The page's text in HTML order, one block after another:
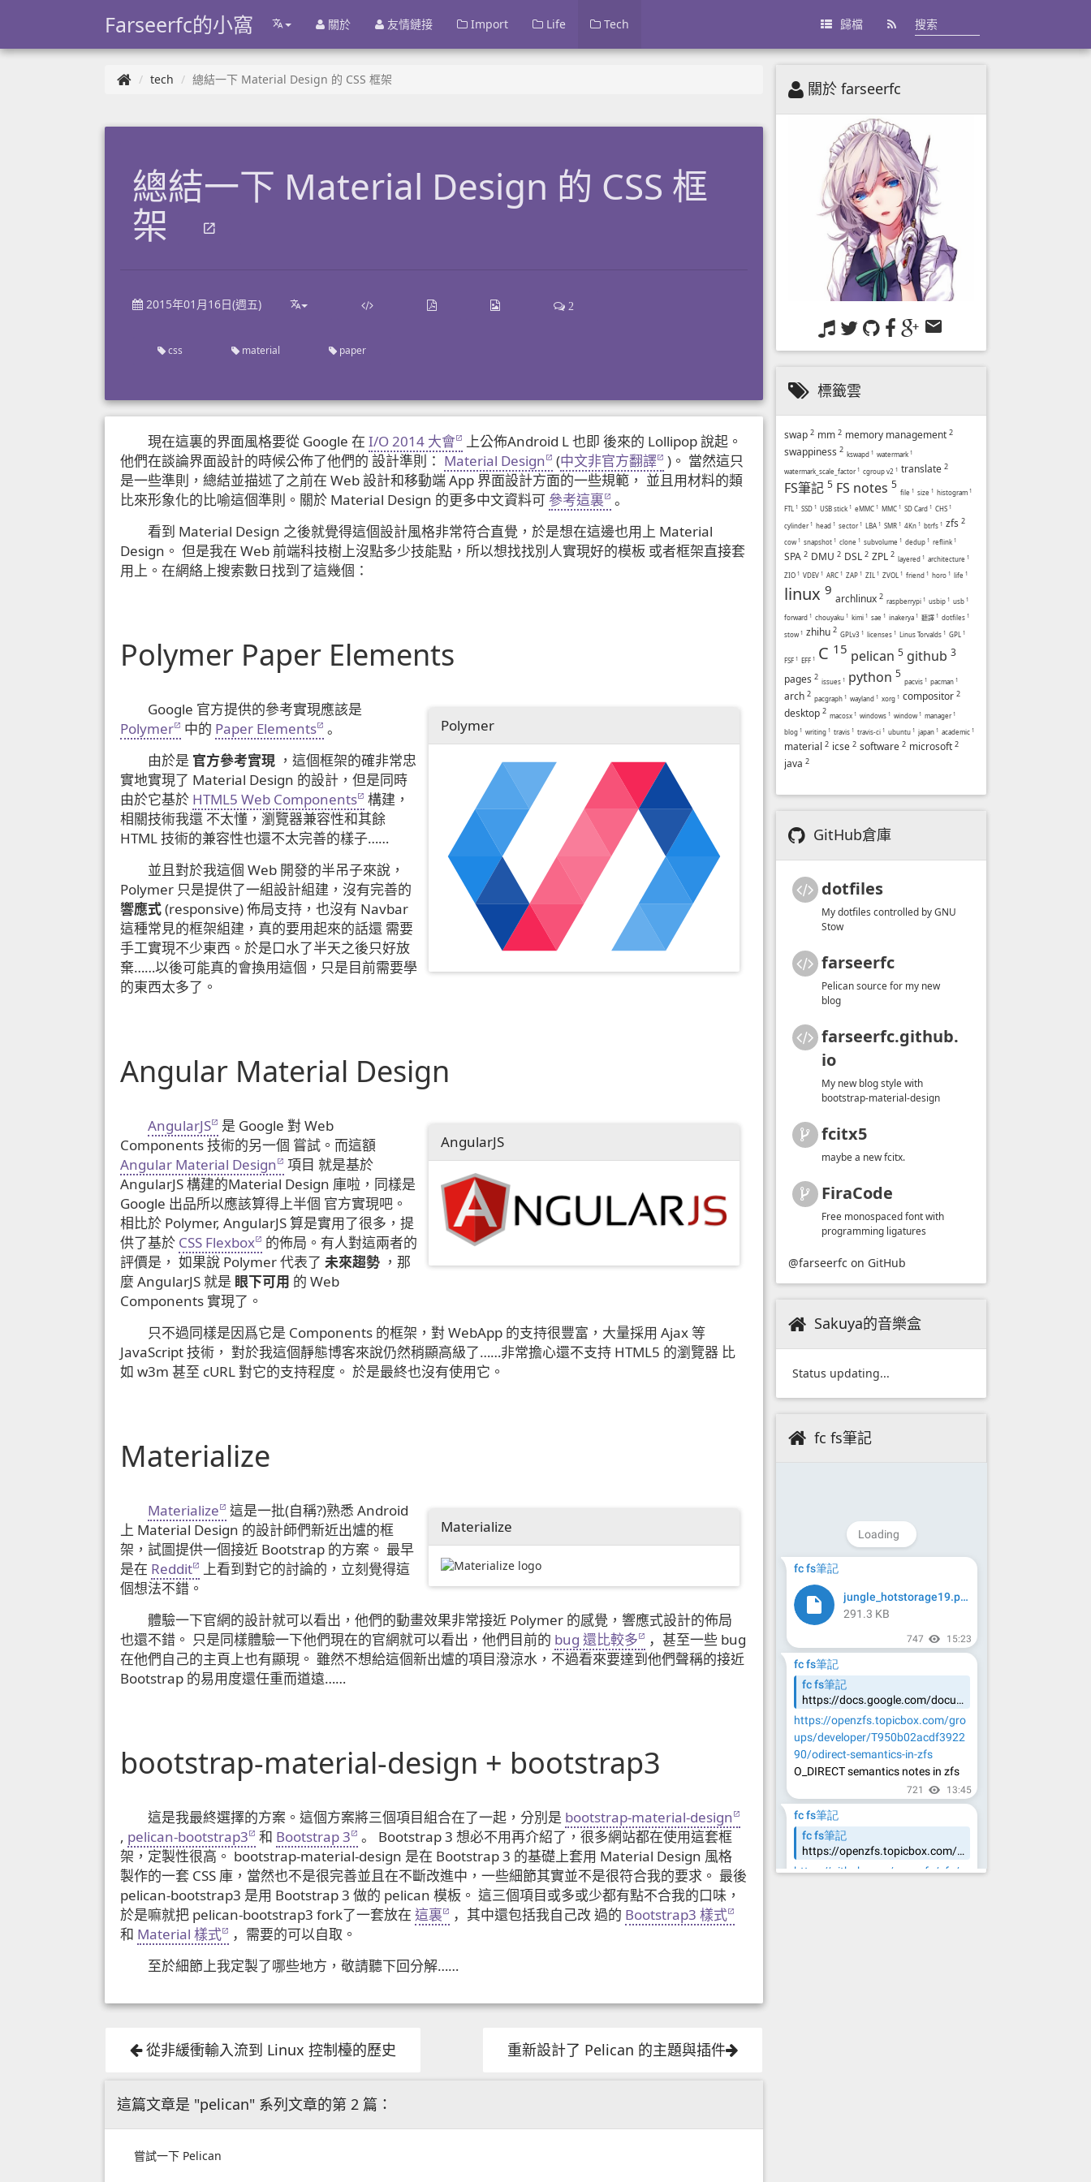
Farseerfc的小窩 關於 友情鏈接 Import Life Tech 歸檔
tech 總結一下 Material Design 的 CSS 框架
總結一下 Material Design 的 CSS 框
架
2015年01月16日(週五) 2
css material paper
現在這裏的界面風格要從 Google 在 I/O 2014 大會
上公佈Android L 也即 後來的 Lollipop 說起。
他們在談論界面設計的時候公佈了他們的 設計準則： Material Design (中文非官方翻譯 )。 當然這只
是一些準則，總結並描述了之前在 Web 設計和移動端 App 界面設計方面的一些規範， 並且用材料的類
比來形象化的比喻這個準則。關於 Material Design 的更多中文資料可 參考這裏
。
看到 Material Design 之後就覺得這個設計風格非常符合直覺，於是想在這邊也用上 Material
Design。 但是我在 Web 前端科技樹上沒點多少技能點，所以想找找別人實現好的模板 或者框架直接套
用上。在網絡上搜索數日找到了這幾個：
Polymer Paper Elements
Polymer
Google 官方提供的參考實現應該是
Polymer
中的 Paper Elements 。
由於是 官方參考實現 ，這個框架的確非常忠
實地實現了 Material Design 的設計，但是同時
由於它基於 HTML5 Web Components 構建，
相關技術我還 不太懂，瀏覽器兼容性和其餘
HTML 技術的兼容性也還不太完善的樣子……
並且對於我這個 Web 開發的半吊子來說，
Polymer 只是提供了一組設計組建，沒有完善的
響應式(responsive) 佈局支持，也沒有 Navbar
這種常見的框架組建，真的要用起來的話還 需要
手工實現不少東西。於是口水了半天之後只好放
棄……以後可能真的會換用這個，只是目前需要學
的東西太多了。
Angular Material Design
AngularJS
AngularJS
是 Google 對 Web
Components 技術的另一個 嘗試。而這額
Angular Material Design
項目 就是基於
AngularJS 構建的Material Design 庫啦，同樣是
Google 出品所以應該算得上半個 官方實現吧。
相比於 Polymer, AngularJS 算是實用了很多，提
供了基於 CSS Flexbox
的佈局。有人對這兩者的
評價是， 如果說 Polymer 代表了 未來趨勢 ，那
麼 AngularJS 就是 眼下可用 的 Web
Components 實現了。
只不過同樣是因爲它是 Components 的框架，對 WebApp 的支持很豐富，大量採用 Ajax 等
JavaScript 技術， 對於我這個靜態博客來說仍然稍顯高級了……非常擔心還不支持 HTML5 的瀏覽器 比
如 w3m 甚至 cURL 對它的支持程度。 於是最終也沒有使用它。
Materialize
Materialize
Materialize
這是一批(自稱?)熟悉 Android
上 Material Design 的設計師們新近出爐的框
架，試圖提供一個接近 Bootstrap 的方案。 最早
是在 Reddit
上看到對它的討論的，立刻覺得這
個想法不錯。
體驗一下官網的設計就可以看出，他們的動畫效果非常接近 Polymer 的感覺，響應式設計的佈局
也還不錯。 只是同樣體驗一下他們現在的官網就可以看出，他們目前的 bug 還比較多
，甚至一些 bug
在他們自己的主頁上也有顯現。 雖然不想給這個新出爐的項目潑涼水，不過看來要達到他們聲稱的接近
Bootstrap 的易用度還任重而道遠……
bootstrap-material-design + bootstrap3
這是我最終選擇的方案。這個方案將三個項目組合在了一起，分別是 bootstrap-material-design
, pelican-bootstrap3 和 Bootstrap 3
。 Bootstrap 3 想必不用再介紹了，很多網站都在使用這套框
架，定製性很高。 bootstrap-material-design 是在 Bootstrap 3 的基礎上套用 Material Design 風格
製作的一套 CSS 庫，當然也不是很完善並且在不斷改進中，一些細節其實並不是很符合我的要求。 最後
pelican-bootstrap3 是用 Bootstrap 3 做的 pelican 模板。 這三個項目或多或少都有點不合我的口味，
於是嘛就把 pelican-bootstrap3 fork了一套放在 這裏 ，其中還包括我自己改 過的 Bootstrap3 樣式
和 Material 樣式
，需要的可以自取。
至於細節上我定製了哪些地方，敬請聽下回分解……
從非緩衝輸入流到 Linux 控制檯的歷史 重新設計了 Pelican 的主題與插件
這篇文章是 "pelican" 系列文章的第 2 篇：
嘗試一下 Pelican
關於 farseerfc
標籤雲
swap 2 mm 2 memory management 2
swappiness 2 kswapd 1 watermark 1
watermark_scale_factor 1 cgroup v2 1 translate 2
FS筆記 5 FS notes 5
file 1 size 1 histogram 1
FTL 1 SSD 1 USB stick 1 eMMC 1 MMC 1 SD Card 1 CHS 1
cylinder 1 head 1 sector 1 LBA 1 SMR 1 4Kn 1 btrfs 1 zfs 2
cow 1 snapshot 1 clone 1 subvolume 1 dedup 1 reflink 1
SPA 2 DMU 2 DSL 2 ZPL 2 layered 1 architecture 1
ZIO 1 VDEV 1 ARC 1 ZAP 1 ZIL 1 ZVOL 1 friend 1 horo 1 life 1
linux 9
archlinux 2 raspberrypi 1 usbip 1 usb 1
forward 1 chouyaku 1 kimi 1 sae 1 inakerya 1 聽譯 1 dotfiles 1
stow 1 zhihu 2 GPLv3 1 licenses 1 Linus Torvalds 1 GPL 1
FSF 1 EFF 1 C 15 pelican 5 github 3
pages 2 issues 1 python 5
pacvis 1 pacman 1
arch 2 pacgraph 1 wayland 1 xorg 1 compositor 2
desktop 2 macosx 1 windows 1 window 1 manager 1
blog 1 writing 1 travis 1 travis-ci 1 ubuntu 1 japan 1 academic 1
material 2 icse 2 software 2 microsoft 2
java 2
GitHub倉庫
dotfiles
My dotfiles controlled by GNU
Stow
farseerfc
Pelican source for my new
blog
farseerfc.github.
io
My new blog style with
bootstrap-material-design
fcitx5
maybe a new fcitx.
FiraCode
Free monospaced font with
programming ligatures
@farseerfc on GitHub
Sakuya的音樂盒
Status updating...
fc fs筆記